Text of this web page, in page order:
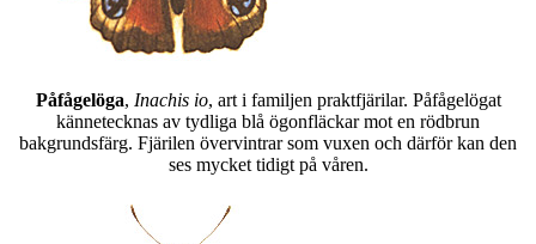
Påfågelöga, Inachis io, art i familjen praktfjärilar. Påfågelögat
kännetecknas av tydliga blå ögonfläckar mot en rödbrun
bakgrundsfärg. Fjärilen övervintrar som vuxen och därför kan den
ses mycket tidigt på våren.